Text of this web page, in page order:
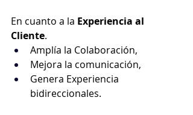
En cuanto a la Experiencia al
Cliente.
Amplía la Colaboración,
Mejora la comunicación,
Genera Experiencia
bidireccionales.